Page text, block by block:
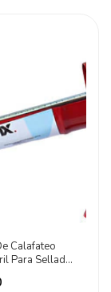
Calafateo
Para Sellador